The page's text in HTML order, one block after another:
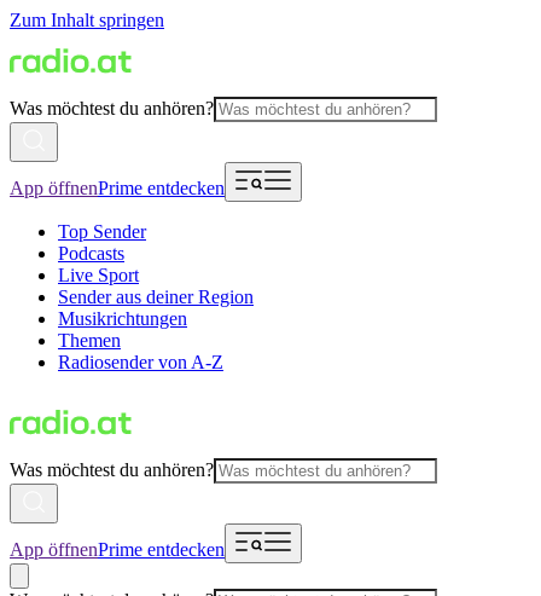
Zum Inhalt springen
Was möchtest du anhören?
App öffnenPrime entdecken
Top Sender
Podcasts
Live Sport
Sender aus deiner Region
Musikrichtungen
Themen
Radiosender von A-Z
Was möchtest du anhören?
App öffnenPrime entdecken